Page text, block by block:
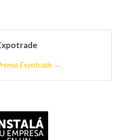
Expotrade →